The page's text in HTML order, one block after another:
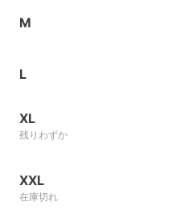
M
L
XL
残りわずか
XXL
在庫切れ